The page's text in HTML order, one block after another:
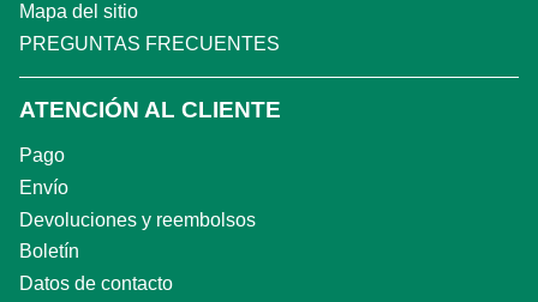
Mapa del sitio
PREGUNTAS FRECUENTES
ATENCIÓN AL CLIENTE
Pago
Envío
Devoluciones y reembolsos
Boletín
Datos de contacto